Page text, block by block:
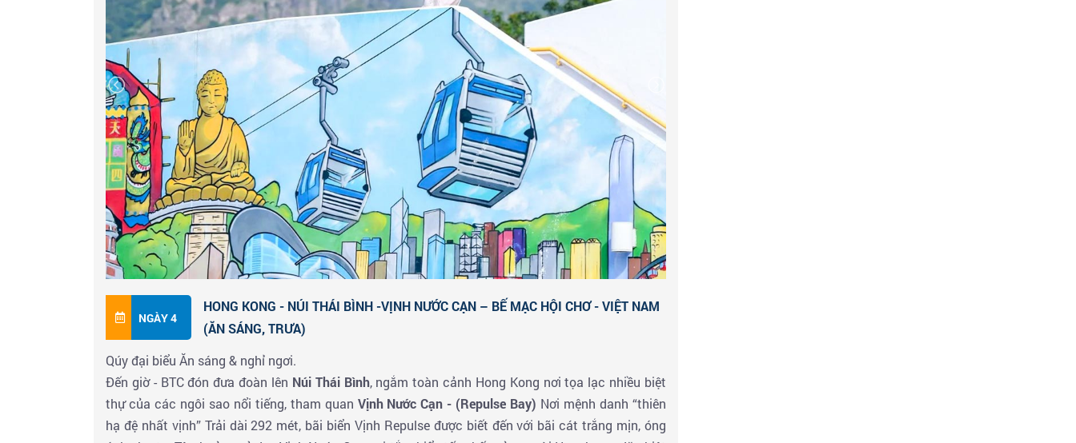
đảo Lantau,sân bay Cheklapkok - công trình lấn biển lớn nhất ở Hong Kong, Chinh phục
Sơn, tham quanBảo Tàng Phật , nghe HDV giới thiệu về quá trình xây dựng bức tượng Đức Phật
Thích Ca lớn nhất Châu Á tại đây.- Quý khách lễ Phật cầu phúc lành, ngắm toàn cảnh núi Đại Nhĩ
Sơn. Viếng
“Hùng Sơn Đại Điện” .
Đến giờ đoàn về khách sạn nghỉ ngơi, tự do khám phá phố đêm - Nghỉ ngơi khách sạn tại
Hongkong.
NGÀY 4
HONG KONG - NÚI THÁI BÌNH -VỊNH NƯỚC CẠN – BẾ MẠC HỘI CHƠ - VIỆT NAM
(ĂN SÁNG, TRƯA)
Qúy đại biểu Ăn sáng & nghỉ ngơi.
Đến giờ - BTC đón đưa đoàn lên Núi Thái Bình, ngắm toàn cảnh Hong Kong nơi tọa lạc nhiều biệt
thự của các ngôi sao nổi tiếng, tham quan Vịnh Nước Cạn - (Repulse Bay) Nơi mệnh danh “thiên
hạ đệ nhất vịnh” Trải dài 292 mét, bãi biển Vịnh Repulse được biết đến với bãi cát trắng mịn, óng